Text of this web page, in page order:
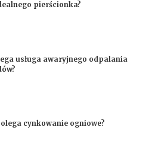
pierścionka?
usługa awaryjnego odpalania
cynkowanie ogniowe?